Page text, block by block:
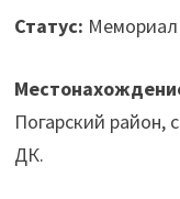
Статус:
Погарский район,
ДК.